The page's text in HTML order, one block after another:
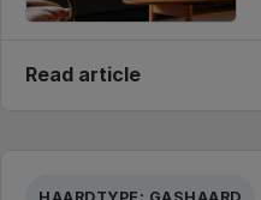
Read article